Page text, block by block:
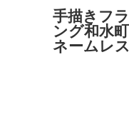
手描きフ
ング和水
ネームレス